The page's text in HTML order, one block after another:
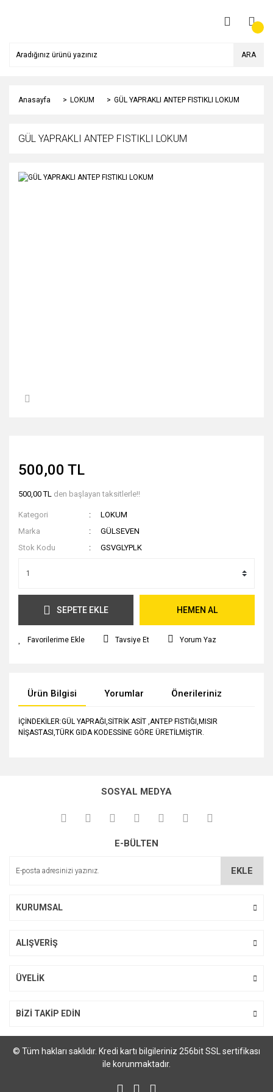
ARA
Anasayfa LOKUM GÜL YAPRAKLI ANTEP FISTIKLI LOKUM
GÜL YAPRAKLI ANTEP FISTIKLI LOKUM
500,00 TL
500,00 TL den başlayan taksitlerle!!
Kategori
LOKUM
Marka
GÜLSEVEN
Stok Kodu
GSVGLYPLK
SEPETE EKLE HEMEN AL
Tavsiye Et Yorum Yaz
Ürün Bilgisi Yorumlar Önerileriniz
İÇİNDEKİLER:GÜL YAPRAĞI,SİTRİK ASİT ,ANTEP FISTIĞI,MISIR
NİŞASTASI,TÜRK GIDA KODESSİNE GÖRE ÜRETİLMİŞTİR.
katmış. Tesadüfen tattığım ve vazgeçemediğim bir ürün.
ilkay karakoç | 25/02/2026
Yorum Yaz
kullanarak tarafımıza iletebilirsiniz.
Görüş ve önerileriniz için teşekkür ederiz.
Ürün açıklamasında eksik bilgiler bulunuyor.
SOSYAL MEDYA
E-BÜLTEN
EKLE
KURUMSAL
ALIŞVERİŞ
ÜYELİK
BİZİ TAKİP EDİN
© Tüm hakları saklıdır. Kredi kartı bilgileriniz 256bit SSL sertifikası
ile korunmaktadır.